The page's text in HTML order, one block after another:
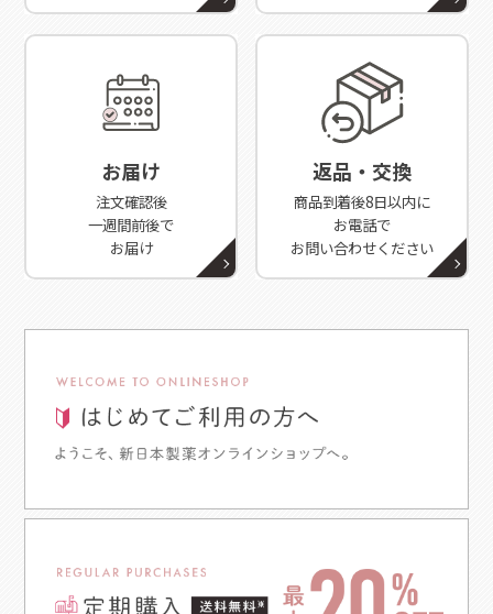
お届け
注文確認後
一週間前後で
お届け
返品・交換
商品到着後8日以内に
お電話で
お問い合わせください